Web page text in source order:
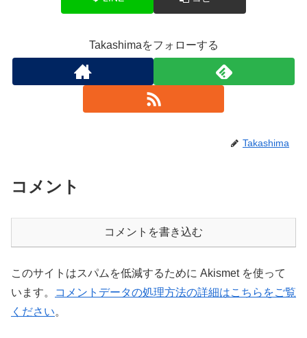
Takashimaをフォローする
Takashima
コメント
コメントを書き込む
このサイトはスパムを低減するために Akismet を使って
います。
コメントデータの処理方法の詳細はこちらをご覧
ください。